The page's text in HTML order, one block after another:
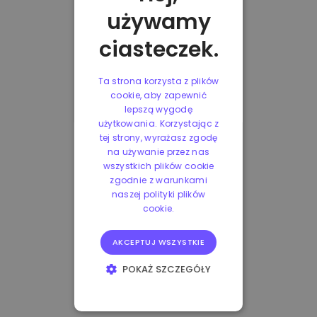
używamy
ciasteczek.
Ta strona korzysta z plików
cookie, aby zapewnić
lepszą wygodę
użytkowania. Korzystając z
tej strony, wyrażasz zgodę
na używanie przez nas
wszystkich plików cookie
zgodnie z warunkami
naszej polityki plików
cookie.
AKCEPTUJ WSZYSTKIE
POKAŻ SZCZEGÓŁY